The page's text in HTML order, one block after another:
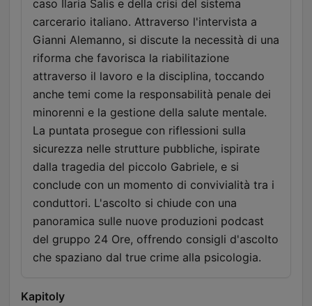
caso Ilaria Salis e della crisi del sistema
carcerario italiano. Attraverso l'intervista a
Gianni Alemanno, si discute la necessità di una
riforma che favorisca la riabilitazione
attraverso il lavoro e la disciplina, toccando
anche temi come la responsabilità penale dei
minorenni e la gestione della salute mentale.
La puntata prosegue con riflessioni sulla
sicurezza nelle strutture pubbliche, ispirate
dalla tragedia del piccolo Gabriele, e si
conclude con un momento di convivialità tra i
conduttori. L'ascolto si chiude con una
panoramica sulle nuove produzioni podcast
del gruppo 24 Ore, offrendo consigli d'ascolto
che spaziano dal true crime alla psicologia.
Kapitoly